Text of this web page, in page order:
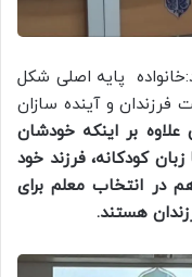
پایه اصلی شکل
فرزندان و آینده سازان
علاوه‌ بر اینکه خودشان
کودکانه، فرزند خود
در انتخاب معلم برای
هستند.